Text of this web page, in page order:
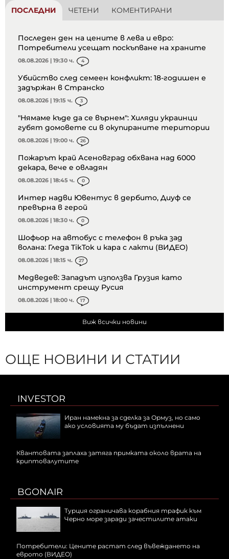
ПОСЛЕДНИ ЧЕТЕНИ КОМЕНТИРАНИ
Последен ден на цените в лева и евро:
Потребители усещат поскъпване на храните
08.08.2026 | 19:30 ч. 4
Убийство след семеен конфликт: 18-годишен е
задържан в Странско
08.08.2026 | 19:15 ч. 3
"Нямаме къде да се върнем": Хиляди украинци
губят домовете си в окупираните територии
08.08.2026 | 19:00 ч. 26
Пожарът край Асеновград обхвана над 6000
декара, вече е овладян
08.08.2026 | 18:45 ч. 0
Интер надви Ювентус в дербито, Диуф се
превърна в герой
08.08.2026 | 18:30 ч. 0
Шофьор на автобус с телефон в ръка зад
волана: Гледа TikTok и кара с лакти (ВИДЕО)
08.08.2026 | 18:15 ч. 27
Медведев: Западът използва Грузия като
инструмент срещу Русия
08.08.2026 | 18:00 ч. 17
Виж всички новини
ОЩЕ НОВИНИ И СТАТИИ
INVESTOR
Иран намекна за сделка за Ормуз, но само
ако условията му бъдат изпълнени
Квантовата заплаха затяга примката около врата на
криптовалутите
BGONAIR
Турция ограничава корабния трафик към
Черно море заради зачестилите атаки
Потребители: Цените растат след въвеждането на
еврото (ВИДЕО)